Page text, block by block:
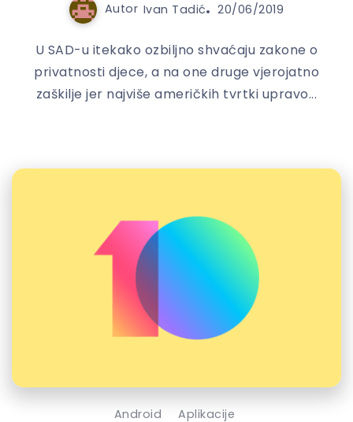
Autor Ivan Tadić 20/06/2019
U SAD-u itekako ozbiljno shvaćaju zakone o
privatnosti djece, a na one druge vjerojatno
zaškilje jer najviše američkih tvrtki upravo...
Android Aplikacije